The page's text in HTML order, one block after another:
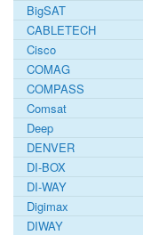
BigSAT
CABLETECH
Cisco
COMAG
COMPASS
Comsat
Deep
DENVER
DI-BOX
DI-WAY
Digimax
DIWAY